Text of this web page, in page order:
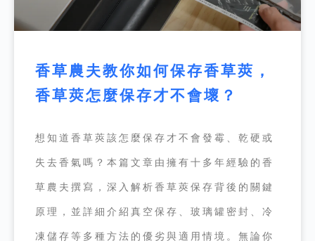
香草農夫教你如何保存香草莢，
香草莢怎麼保存才不會壞？
想知道香草莢該怎麼保存才不會發霉、乾硬或
失去香氣嗎？本篇文章由擁有十多年經驗的香
草農夫撰寫，深入解析香草莢保存背後的關鍵
原理，並詳細介紹真空保存、玻璃罐密封、冷
凍儲存等多種方法的優劣與適用情境。無論你